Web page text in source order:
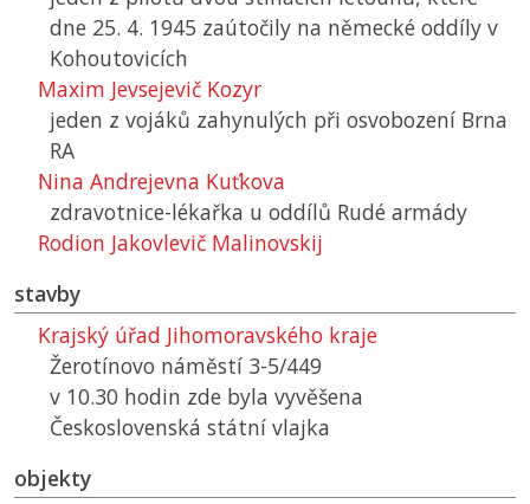
dne 25. 4. 1945 zaútočily na německé oddíly v
Kohoutovicích
Maxim Jevsejevič Kozyr
jeden z vojáků zahynulých při osvobození Brna
RA
Nina Andrejevna Kuťkova
zdravotnice-lékařka u oddílů Rudé armády
Rodion Jakovlevič Malinovskij
stavby
Krajský úřad Jihomoravského kraje
Žerotínovo náměstí 3-5/449
v 10.30 hodin zde byla vyvěšena
Československá státní vlajka
objekty